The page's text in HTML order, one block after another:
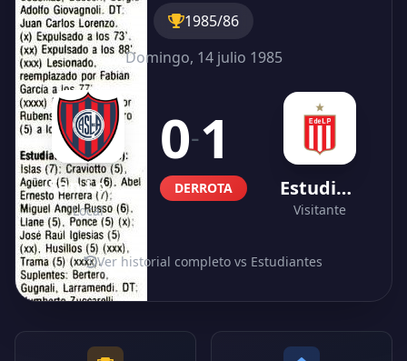
1985/86
Domingo, 14 julio 1985
San Lorenzo
Local
0-1
DERROTA Estudiantes
Visitante
Ver historial completo vs Estudiantes